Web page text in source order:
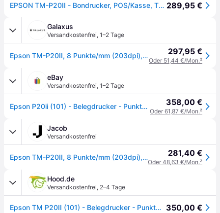
EPSON TM-P20II - Bondrucker, POS/Kasse, Thermo, mobil, USB/Bluetooth 289,95 €
Galaxus
Versandkostenfrei, 1–2 Tage
Epson TM-P20II, 8 Punkte/mm (203dpi), USB-C, BT (Bluetooth, USB-C), Belegdrucker, Schwarz 297,95 €
Oder 51,44 €/Mon.²
eBay
Versandkostenfrei, 1–2 Tage
Epson P20ii (101) - Belegdrucker - Punktmatrix 358,00 €
Oder 61,87 €/Mon.²
Jacob
Versandkostenfrei
Epson TM-P20II, 8 Punkte/mm (203dpi), USB-C, BT, Kit (USB) Mobildrucker, Druckertyp, Thermodirekt, Auflösung, Auflösung: 8 Punkte/mm (203dpi), Papier-/Medienbreite, Medienbreite (max): 58mm, Druckbreite (max.): 48mm, Rollendurchmesser (max.): 40mm, Geschwindigkeit (max.): 100mm/Sek., Divers (Eigenschaften/Merkmale), Schnittstellen, Anschluß: USB-C, Bluetooth, Zubehör, inkl.: Kabel (USB, USB-C), Gürtelclip, Akku, Optionales Zubehör, separat bestellen: Netzteil (C31CJ99101) 281,40 €
Oder 48,63 €/Mon.²
Hood.de
Versandkostenfrei, 2–4 Tage
Epson TM P20II (101) - Belegdrucker - Punktmatrix 350,00 €